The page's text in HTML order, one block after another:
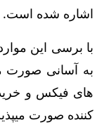
اشاره شده است.
با برسی این
به آسانی صورت
های فیکس و
کننده صورت